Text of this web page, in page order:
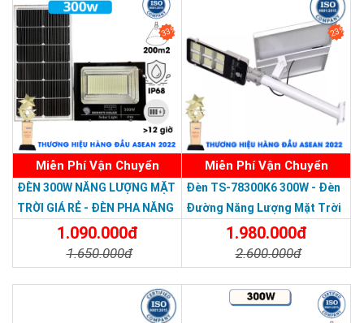
Thương hiệu dẫn đầu Việt Nam 2023
33%
Miễn Phí Vận Chuyển
ĐÈN 300W NĂNG LƯỢNG MẶT
TRỜI GIÁ RẺ - ĐÈN PHA NĂNG
LƯỢNG MẶT TRỜI 300W MẪU
1.090.000đ
1.650.000đ
23%
Miễn Phí Vận Chuyển
Đèn TS-78300K6 300W - Đèn
Đường Năng Lượng Mặt Trời
300W TS-78300K6 - Solar
Light 300W
1.980.000đ
2.600.000đ